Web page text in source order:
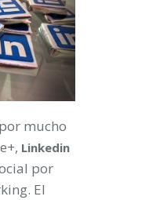
mucho
Linkedin
por
El